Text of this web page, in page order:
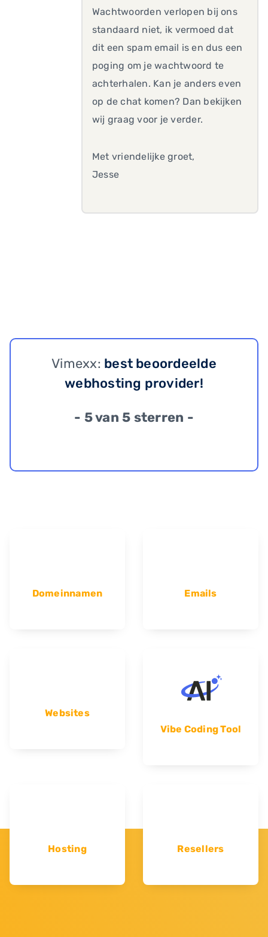
Wachtwoorden verlopen bij ons
standaard niet, ik vermoed dat
dit een spam email is en dus een
poging om je wachtwoord te
achterhalen. Kan je anders even
op de chat komen? Dan bekijken
wij graag voor je verder.
Met vriendelijke groet,
Jesse
Vimexx: best beoordeelde
webhosting provider!
- 5 van 5 sterren -
Domeinnamen Emails
Websites
Vibe Coding Tool
Hosting Resellers